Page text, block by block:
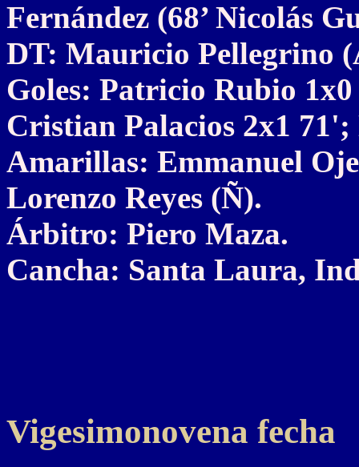
Fernández (68’ Nicolás
DT: Mauricio Pellegrino
Goles: Patricio Rubio
Cristian Palacios 2x1
Amarillas: Emmanuel
Lorenzo Reyes (Ñ).
Árbitro: Piero Maza.
Cancha: Santa Laura,
Vigesimonovena fecha